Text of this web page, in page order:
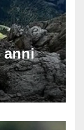
anni
sul